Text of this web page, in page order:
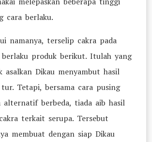
cara berlaku.
namanya, terselip cakra pada
berlaku produk berikut. Itulah yang
asalkan Dikau menyambut hasil
Tetapi, bersama cara pusing
alternatif berbeda, tiada aib hasil
terkait serupa. Tersebut
membuat dengan siap Dikau